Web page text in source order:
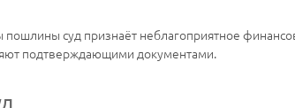
суд признаёт неблагоприятное
подтверждающими документами.